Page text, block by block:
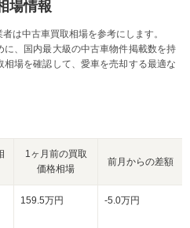
場情報
は中古車買取相場を参考にします。
、国内最大級の中古車物件掲載数を持
場を確認して、愛車を売却する最適な
1ヶ月前の買取
価格相場
前月からの差額
159.5万円 -5.0万円